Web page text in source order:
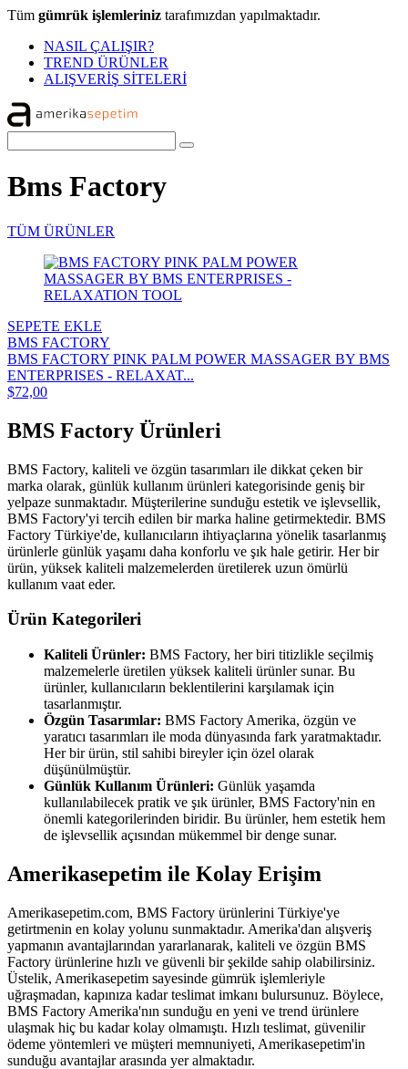
Tüm gümrük işlemleriniz tarafımızdan yapılmaktadır.
NASIL ÇALIŞIR?
TREND ÜRÜNLER
ALIŞVERİŞ SİTELERİ
Bms Factory
TÜM ÜRÜNLER
SEPETE EKLE
BMS FACTORY
BMS FACTORY PINK PALM POWER MASSAGER BY BMS
ENTERPRISES - RELAXAT...
$72,00
BMS Factory Ürünleri
BMS Factory, kaliteli ve özgün tasarımları ile dikkat çeken bir
marka olarak, günlük kullanım ürünleri kategorisinde geniş bir
yelpaze sunmaktadır. Müşterilerine sunduğu estetik ve işlevsellik,
BMS Factory'yi tercih edilen bir marka haline getirmektedir. BMS
Factory Türkiye'de, kullanıcıların ihtiyaçlarına yönelik tasarlanmış
ürünlerle günlük yaşamı daha konforlu ve şık hale getirir. Her bir
ürün, yüksek kaliteli malzemelerden üretilerek uzun ömürlü
kullanım vaat eder.
Ürün Kategorileri
Kaliteli Ürünler: BMS Factory, her biri titizlikle seçilmiş
malzemelerle üretilen yüksek kaliteli ürünler sunar. Bu
ürünler, kullanıcıların beklentilerini karşılamak için
tasarlanmıştır.
Özgün Tasarımlar: BMS Factory Amerika, özgün ve
yaratıcı tasarımları ile moda dünyasında fark yaratmaktadır.
Her bir ürün, stil sahibi bireyler için özel olarak
düşünülmüştür.
Günlük Kullanım Ürünleri: Günlük yaşamda
kullanılabilecek pratik ve şık ürünler, BMS Factory'nin en
önemli kategorilerinden biridir. Bu ürünler, hem estetik hem
de işlevsellik açısından mükemmel bir denge sunar.
Amerikasepetim ile Kolay Erişim
Amerikasepetim.com, BMS Factory ürünlerini Türkiye'ye
getirtmenin en kolay yolunu sunmaktadır. Amerika'dan alışveriş
yapmanın avantajlarından yararlanarak, kaliteli ve özgün BMS
Factory ürünlerine hızlı ve güvenli bir şekilde sahip olabilirsiniz.
Üstelik, Amerikasepetim sayesinde gümrük işlemleriyle
uğraşmadan, kapınıza kadar teslimat imkanı bulursunuz. Böylece,
BMS Factory Amerika'nın sunduğu en yeni ve trend ürünlere
ulaşmak hiç bu kadar kolay olmamıştı. Hızlı teslimat, güvenilir
ödeme yöntemleri ve müşteri memnuniyeti, Amerikasepetim'in
sunduğu avantajlar arasında yer almaktadır.